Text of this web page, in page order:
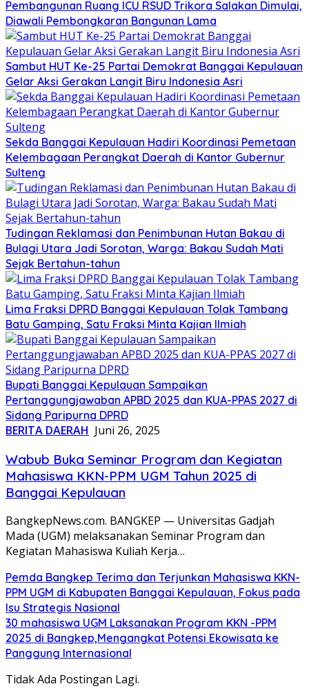
Pembangunan Ruang ICU RSUD Trikora Salakan Dimulai,
Diawali Pembongkaran Bangunan Lama
Sambut HUT Ke-25 Partai Demokrat Banggai Kepulauan
Gelar Aksi Gerakan Langit Biru Indonesia Asri
Sekda Banggai Kepulauan Hadiri Koordinasi Pemetaan
Kelembagaan Perangkat Daerah di Kantor Gubernur
Sulteng
Tudingan Reklamasi dan Penimbunan Hutan Bakau di
Bulagi Utara Jadi Sorotan, Warga: Bakau Sudah Mati
Sejak Bertahun-tahun
Lima Fraksi DPRD Banggai Kepulauan Tolak Tambang
Batu Gamping, Satu Fraksi Minta Kajian Ilmiah
Bupati Banggai Kepulauan Sampaikan
Pertanggungjawaban APBD 2025 dan KUA-PPAS 2027 di
Sidang Paripurna DPRD
BERITA DAERAH Juni 26, 2025
Wabub Buka Seminar Program dan Kegiatan
Mahasiswa KKN-PPM UGM Tahun 2025 di
Banggai Kepulauan
BangkepNews.com. BANGKEP — Universitas Gadjah
Mada (UGM) melaksanakan Seminar Program dan
Kegiatan Mahasiswa Kuliah Kerja…
Pemda Bangkep Terima dan Terjunkan Mahasiswa KKN-
PPM UGM di Kabupaten Banggai Kepulauan, Fokus pada
Isu Strategis Nasional
30 mahasiswa UGM Laksanakan Program KKN -PPM
2025 di Bangkep,Mengangkat Potensi Ekowisata ke
Panggung Internasional
Tidak Ada Postingan Lagi.